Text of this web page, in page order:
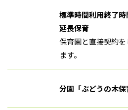
標準時間利用終了時
延長保育
保育園と直接契約
ます。
分園「ぶどうの木